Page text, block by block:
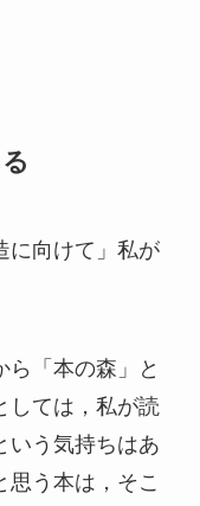
に向けて」私が
ら「本の森」と
しては，私が読
いう気持ちはあ
思う本は，そこ